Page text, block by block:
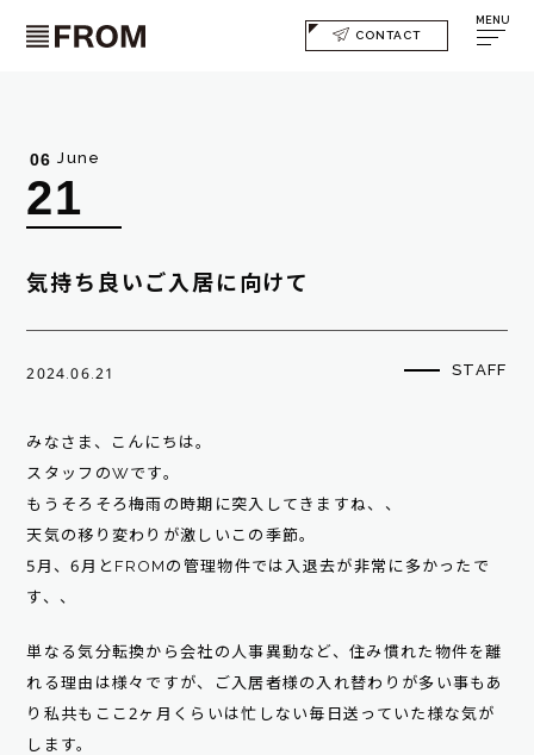
CONTACT
MENU
06 June
21
気持ち良いご入居に向けて
2024.06.21 STAFF
みなさま、こんにちは。
スタッフのWです。
もうそろそろ梅雨の時期に突入してきますね、、
天気の移り変わりが激しいこの季節。
5月、6月とFROMの管理物件では入退去が非常に多かったで
す、、
単なる気分転換から会社の人事異動など、住み慣れた物件を離
れる理由は様々ですが、ご入居者様の入れ替わりが多い事もあ
り私共もここ2ヶ月くらいは忙しない毎日送っていた様な気が
します。